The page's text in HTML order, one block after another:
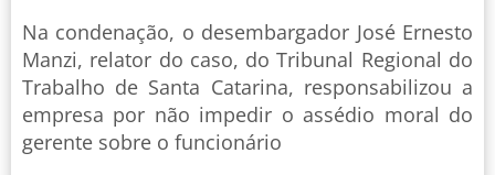
Na condenação, o desembargador José Ernesto
Manzi, relator do caso, do Tribunal Regional do
Trabalho de Santa Catarina, responsabilizou a
empresa por não impedir o assédio moral do
gerente sobre o funcionário